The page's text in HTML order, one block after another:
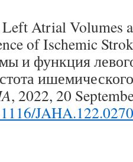
Left Atrial Volumes
of Ischemic
и функция
, 2022, 20